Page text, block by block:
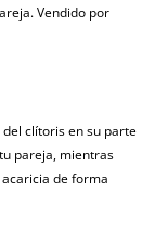
Vendido por
clítoris en su parte
pareja, mientras
de forma